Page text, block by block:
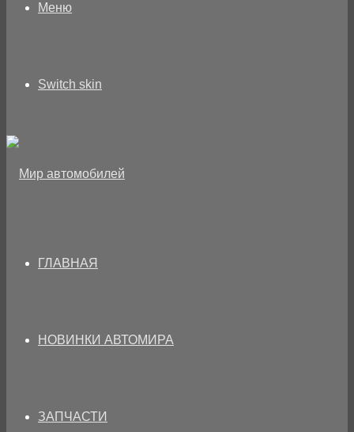
Меню
Switch skin
ГЛАВНАЯ
НОВИНКИ АВТОМИРА
ЗАПЧАСТИ